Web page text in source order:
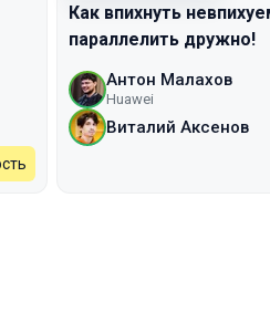
Как впихнуть
параллелить дружно!
Антон Малахов
Huawei
Виталий Аксенов